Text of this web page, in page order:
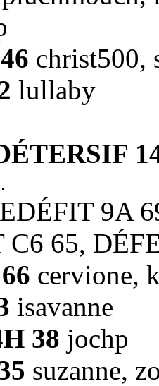
christ500,
lullaby
9A
C6 65,
cervione,
isavanne
38 jochp
suzanne,